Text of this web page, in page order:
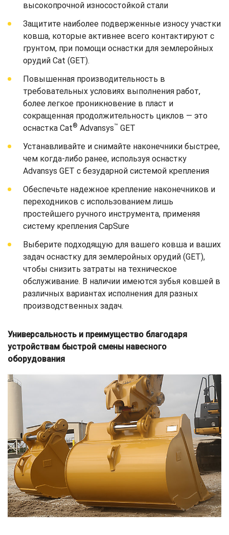
высокопрочной износостойкой стали
Защитите наиболее подверженные износу участки
ковша, которые активнее всего контактируют с
грунтом, при помощи оснастки для землеройных
орудий Cat (GET).
Повышенная производительность в
требовательных условиях выполнения работ,
более легкое проникновение в пласт и
сокращенная продолжительность циклов — это
оснастка Cat® Advansys™ GET
Устанавливайте и снимайте наконечники быстрее,
чем когда-либо ранее, используя оснастку
Advansys GET с безударной системой крепления
Обеспечьте надежное крепление наконечников и
переходников с использованием лишь
простейшего ручного инструмента, применяя
систему крепления CapSure
Выберите подходящую для вашего ковша и ваших
задач оснастку для землеройных орудий (GET),
чтобы снизить затраты на техническое
обслуживание. В наличии имеются зубья ковшей в
различных вариантах исполнения для разных
производственных задач.
Универсальность и преимущество благодаря
устройствам быстрой смены навесного
оборудования